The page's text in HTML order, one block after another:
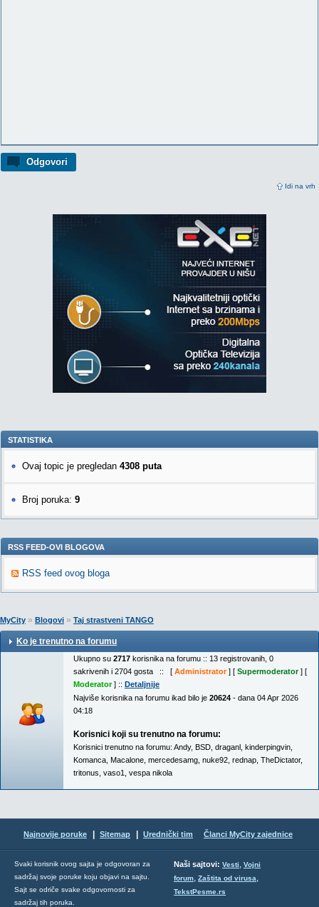
Odgovori
Idi na vrh
STATISTIKA
Ovaj topic je pregledan 4308 puta
Broj poruka: 9
RSS FEED-OVI BLOGOVA
RSS feed ovog bloga
MyCity » Blogovi » Taj strastveni TANGO
Ko je trenutno na forumu
Ukupno su 2717 korisnika na forumu :: 13 registrovanih, 0
sakrivenih i 2704 gosta :: [ Administrator] [ Supermoderator] [
Moderator] :: Detaljnije
Najviše korisnika na forumu ikad bilo je 20624 - dana 04 Apr 2026
04:18
Korisnici koji su trenutno na forumu:
Korisnici trenutno na forumu: Andy, BSD draganl kinderpingvin
Komanca Macalone mercedesamg nuke92 rednap TheDictator,
tritonus vaso1 vespa nikola
Najnovije poruke Sitemap Urednički tim Članci MyCity zajednice
Svaki korisnik ovog sajta je odgovoran za
sadržaj svoje poruke koju objavi na sajtu.
Sajt se odriče svake odgovornosti za
sadržaj tih poruka.
Naši sajtovi: Vesti, Vojni
forum, Zaštita od virusa,
TekstPesme.rs